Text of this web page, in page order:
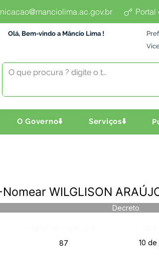
Portal
Olá, Bem-vindo a Mâncio Lima !
O Governo⬇️ Serviços⬇️
WILGLISON
Decreto
87 10